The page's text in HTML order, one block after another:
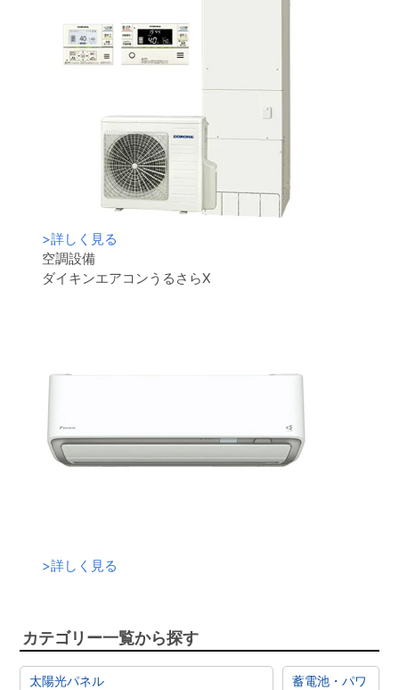
>詳しく見る
空調設備
ダイキンエアコンうるさらX
>詳しく見る
カテゴリー一覧から探す
太陽光パネル
蓄電池・パワ